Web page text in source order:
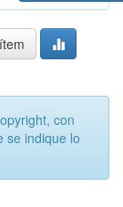
con
se indique lo